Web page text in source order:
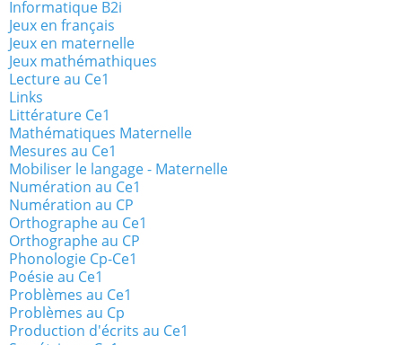
Informatique B2i
Jeux en français
Jeux en maternelle
Jeux mathémathiques
Lecture au Ce1
Links
Littérature Ce1
Mathématiques Maternelle
Mesures au Ce1
Mobiliser le langage - Maternelle
Numération au Ce1
Numération au CP
Orthographe au Ce1
Orthographe au CP
Phonologie Cp-Ce1
Poésie au Ce1
Problèmes au Ce1
Problèmes au Cp
Production d'écrits au Ce1